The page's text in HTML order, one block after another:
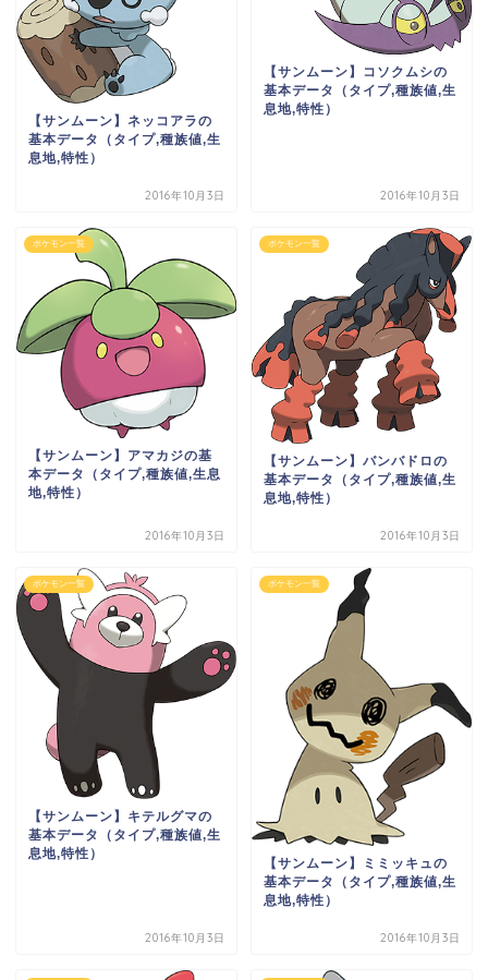
【サンムーン】ネッコアラの
基本データ（タイプ,種族値,生
息地,特性）
2016年10月3日
【サンムーン】コソクムシの
基本データ（タイプ,種族値,生
息地,特性）
2016年10月3日
ポケモン一覧
【サンムーン】アマカジの基
本データ（タイプ,種族値,生息
地,特性）
2016年10月3日
ポケモン一覧
【サンムーン】バンバドロの
基本データ（タイプ,種族値,生
息地,特性）
2016年10月3日
ポケモン一覧
【サンムーン】キテルグマの
基本データ（タイプ,種族値,生
息地,特性）
2016年10月3日
ポケモン一覧
【サンムーン】ミミッキュの
基本データ（タイプ,種族値,生
息地,特性）
2016年10月3日